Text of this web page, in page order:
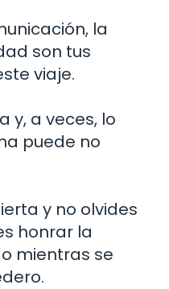
la
son tus
viaje.
y, a veces, lo
puede no
y no olvides
honrar la
mientras se